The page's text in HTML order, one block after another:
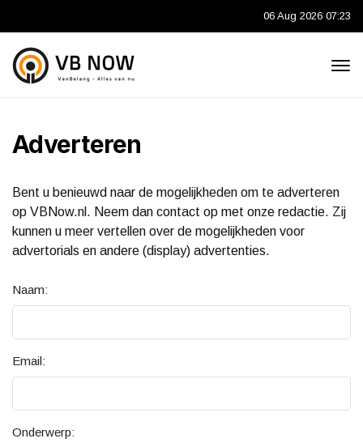
06 Aug 2026 07:23
Adverteren
Bent u benieuwd naar de mogelijkheden om te adverteren
op VBNow.nl. Neem dan contact op met onze redactie. Zij
kunnen u meer vertellen over de mogelijkheden voor
advertorials en andere (display) advertenties.
Naam:
Email:
Onderwerp: